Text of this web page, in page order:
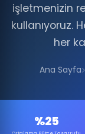
işletmenizin
kullanıyoruz.
her
Ana Sayfa
%25